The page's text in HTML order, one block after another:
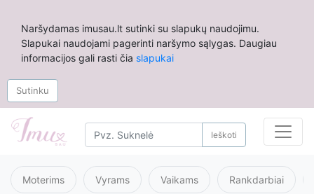
Naršydamas imusau.lt sutinki su slapukų naudojimu.
Slapukai naudojami pagerinti naršymo sąlygas. Daugiau
informacijos gali rasti čia slapukai
Sutinku
Ieškoti
Moterims Vyrams Vaikams Rankdarbiai